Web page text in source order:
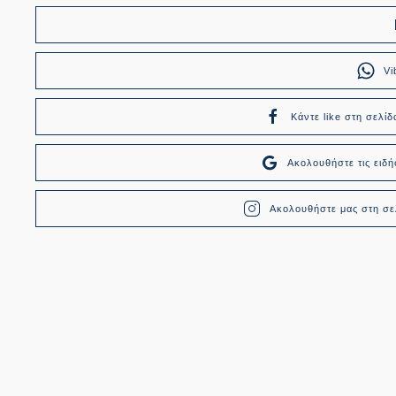
Κάντε like στη
Ακολουθήστε τις
Ακολουθήστε μας στη